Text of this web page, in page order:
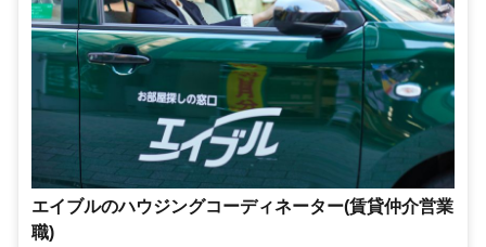
エイブルのハウジングコーディネーター(賃貸仲介営業
職)